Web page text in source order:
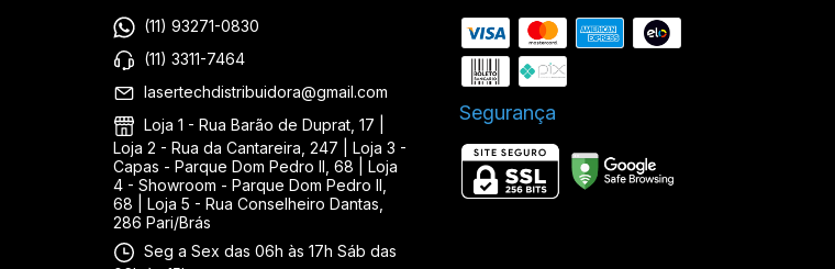
(11) 93271-0830
(11) 3311-7464
lasertechdistribuidora@gmail.com
Loja 1 - Rua Barão de Duprat, 17 |
Loja 2 - Rua da Cantareira, 247 | Loja 3 -
Capas - Parque Dom Pedro II, 68 | Loja
4 - Showroom - Parque Dom Pedro II,
68 | Loja 5 - Rua Conselheiro Dantas,
286 Pari/Brás
Seg a Sex das 06h às 17h Sáb das
Segurança